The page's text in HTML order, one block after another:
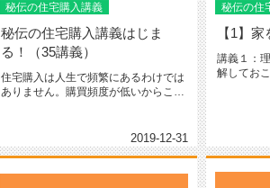
秘伝の住宅購入講義
秘伝の住宅購入講義はじま
る！（35講義）
住宅購入は人生で頻繁にあるわけでは
ありません。購買頻度が低いからこそ
2019-12-31
秘伝の住
【1】
講義１：
解してお